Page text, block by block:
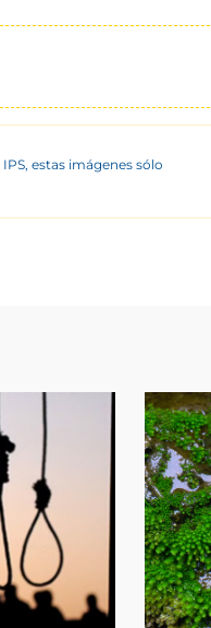
estas imágenes sólo